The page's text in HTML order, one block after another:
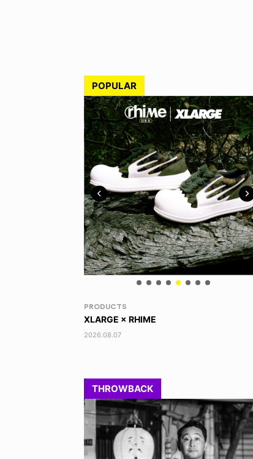
POPULAR
NEWS
TOBY RYAN - PRO FOR REAL
2026.08.08
THROWBACK